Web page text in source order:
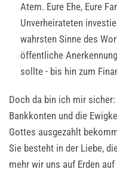
Atem. Eure Ehe, Eure
Unverheirateten
wahrsten Sinne des
öffentliche
sollte - bis hin zum
Doch da bin ich mir
Bankkonten und die
Gottes ausgezahlt
Sie besteht in der Liebe,
mehr wir uns auf Erden